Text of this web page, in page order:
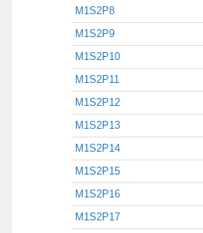
M1S2P8
M1S2P9
M1S2P10
M1S2P11
M1S2P12
M1S2P13
M1S2P14
M1S2P15
M1S2P16
M1S2P17